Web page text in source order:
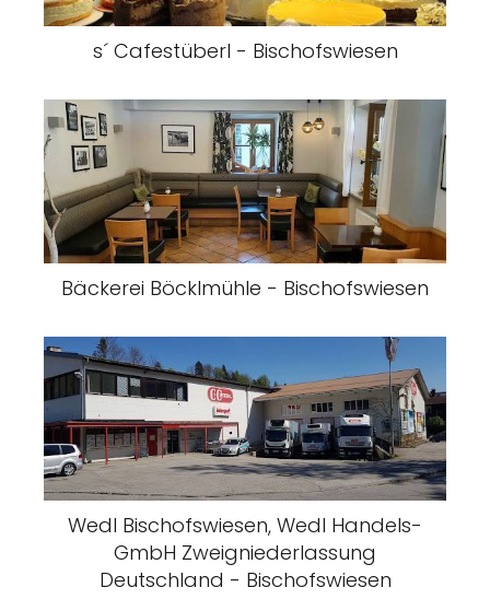
s´ Cafestüberl - Bischofswiesen
Bäckerei Böcklmühle - Bischofswiesen
Wedl Bischofswiesen, Wedl Handels-
GmbH Zweigniederlassung
Deutschland - Bischofswiesen